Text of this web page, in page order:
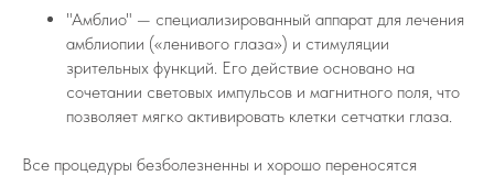
"Амблио" — специализированный аппарат для лечения
амблиопии («ленивого глаза») и стимуляции
зрительных функций. Его действие основано на
сочетании световых импульсов и магнитного поля, что
позволяет мягко активировать клетки сетчатки глаза.
Все процедуры безболезненны и хорошо переносятся